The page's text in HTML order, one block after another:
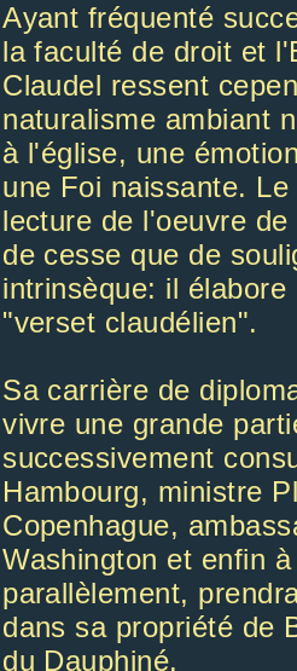
Ayant fréquenté
la faculté de droit et
Claudel ressent
naturalisme ambiant
à l'église, une
une Foi naissante.
lecture de l'oeuvre
de cesse que de
intrinsèque: il
"verset claudélien".
Sa carrière de
vivre une grande
successivement
Hambourg, ministre
Copenhague,
Washington et enfin
parallèlement,
dans sa propriété de
du Dauphiné.